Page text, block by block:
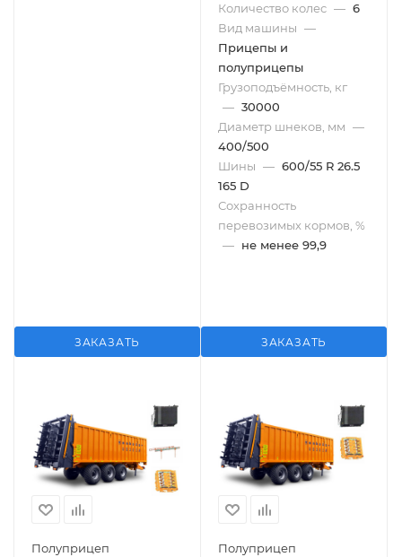
ЗАКАЗАТЬ
Количество колес — 6
Вид машины —
Прицепы и
полуприцепы
Грузоподъёмность, кг
— 30000
Диаметр шнеков, мм —
400/500
Шины — 600/55 R 26.5
165 D
Сохранность
перевозимых кормов, %
— не менее 99,9
ЗАКАЗАТЬ
Полуприцеп
Полуприцеп